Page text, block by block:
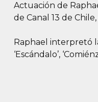
Actuación de
de Canal 13 de
Raphael interpretó
‘Escándalo’,